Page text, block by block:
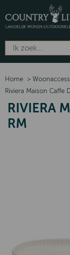
Home >
Riviera Maison Caffe
RIVIERA
RM